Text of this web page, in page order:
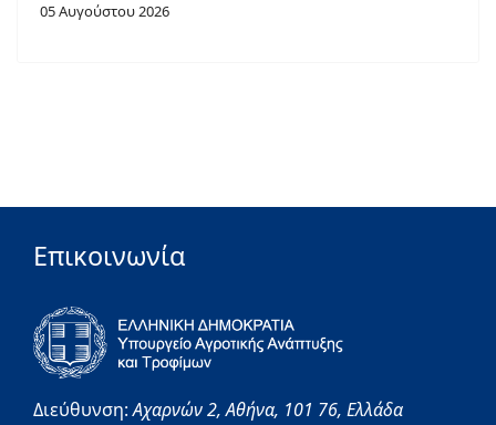
05 Αυγούστου 2026
Επικοινωνία
Διεύθυνση:Αχαρνών 2,Αθήνα, 101 76, Ελλάδα